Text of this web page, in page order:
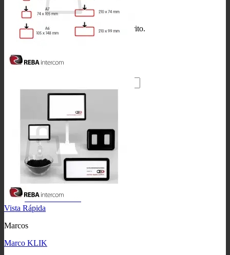
No hay productos en el carrito.
por:
No hay productos en el carrito.
Volver a la tienda
Vista Rápida
Marcos
Marco KLIK